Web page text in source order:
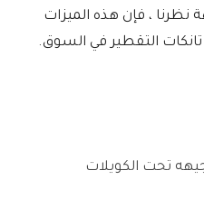
نظرنا ، فإن هذه الميزات
التقطير في السوق.
تحت الكويلات